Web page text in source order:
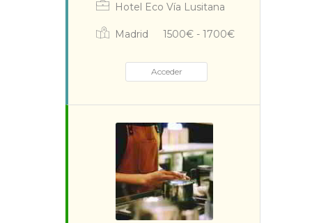
Hotel Eco Vía Lusitana
Madrid 1500€ - 1700€
Acceder